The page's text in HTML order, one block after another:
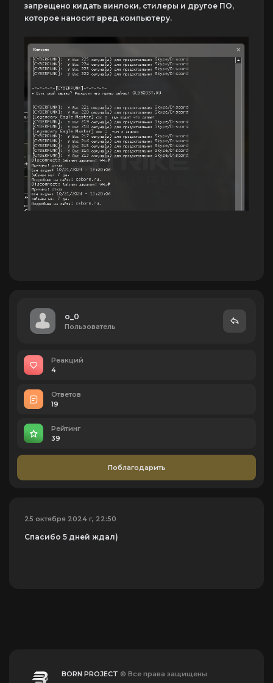
запрещено кидать винлоки, стилеры и другое ПО,
которое наносит вред компьютеру.
o_0
Пользователь
Реакций
4
Ответов
19
Рейтинг
39
Поблагодарить
25 октября 2024 г, 22:50
Спасибо 5 дней ждал)
BORN PROJECT © Все права защищены